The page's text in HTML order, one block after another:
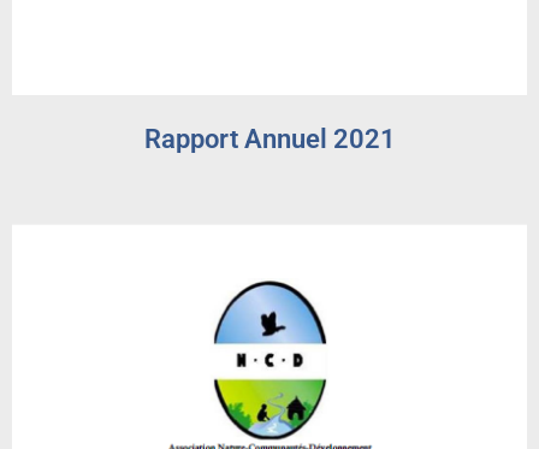
Rapport Annuel 2021